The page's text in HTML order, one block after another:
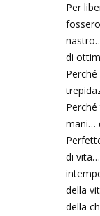
Per
di
mani…
di
della
della